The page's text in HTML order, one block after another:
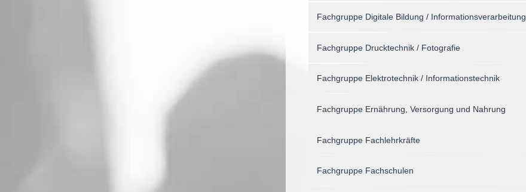
Fachgruppe Digitale Bildung / Informationsverarbeitung
Fachgruppe Drucktechnik / Fotografie
Fachgruppe Elektrotechnik / Informationstechnik
Fachgruppe Ernährung, Versorgung und Nahrung
Fachgruppe Fachlehrkräfte
Fachgruppe Fachschulen